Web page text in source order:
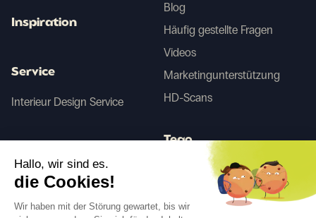
Inspiration
Service
Interieur Design Service
Blog
Häufig gestellte Fragen
Videos
Marketingunterstützung
HD-Scans
Tego
Vorher/Nachher KI
Hallo, wir sind es.
die Cookies!
Wir haben mit der Störung gewartet, bis wir